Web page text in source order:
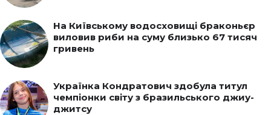
На Київському водосховищі браконьєр
виловив риби на суму близько 67 тисяч
гривень
Українка Кондратович здобула титул
чемпіонки світу з бразильського джиу-
джитсу